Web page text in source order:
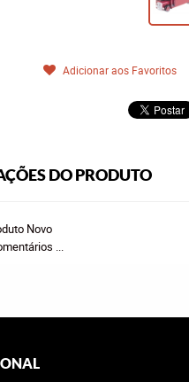
Adicionar aos Favoritos
DO PRODUTO
Novo
...